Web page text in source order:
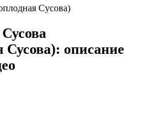
Сусова)
Сусова): описание